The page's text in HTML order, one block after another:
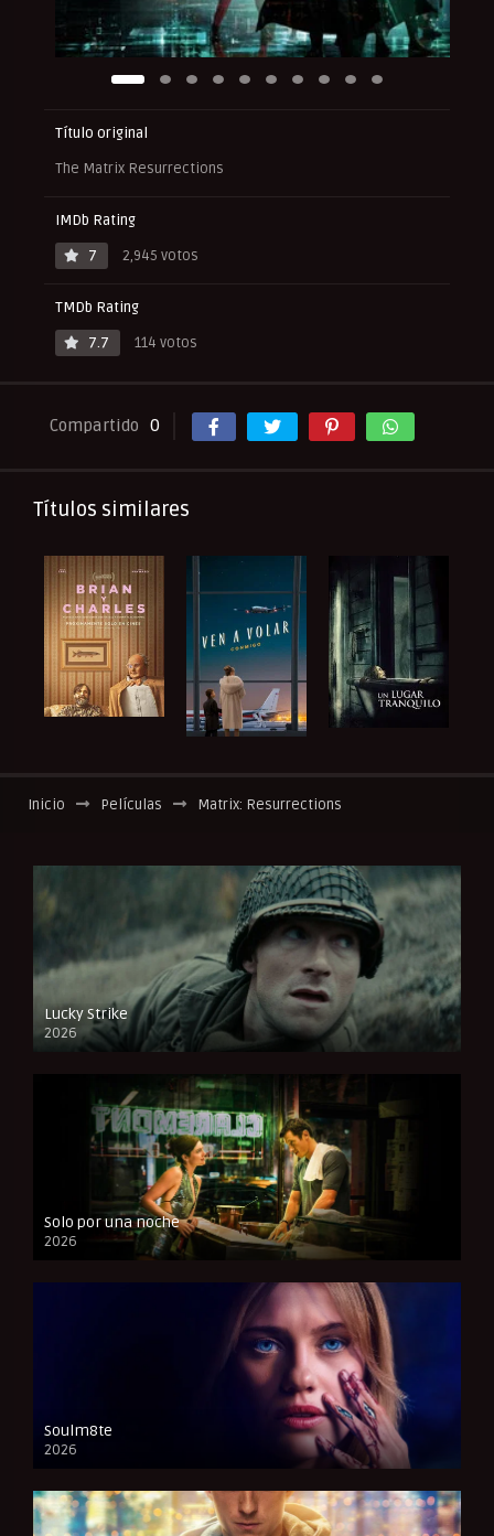
Título original
The Matrix Resurrections
IMDb Rating
7
2,945 votos
TMDb Rating
7.7
114 votos
Compartido 0
Títulos similares
Inicio Películas Matrix: Resurrections
Lucky Strike
2026
FULL HD
Solo por una noche
2026
CAM
Soulm8te
2026